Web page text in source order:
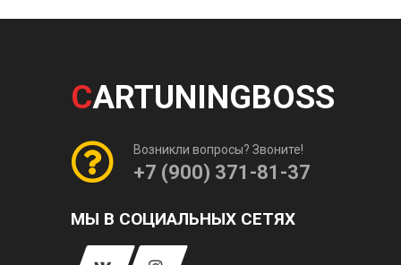
CARTUNINGBOSS
Возникли вопросы? Звоните!
+7 (900) 371-81-37
МЫ В СОЦИАЛЬНЫХ СЕТЯХ